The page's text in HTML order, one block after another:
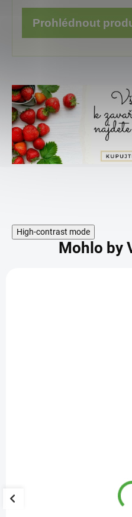
Prohlédnout
High-contrast mode
Mohlo by
Grešík Citrusový pektin